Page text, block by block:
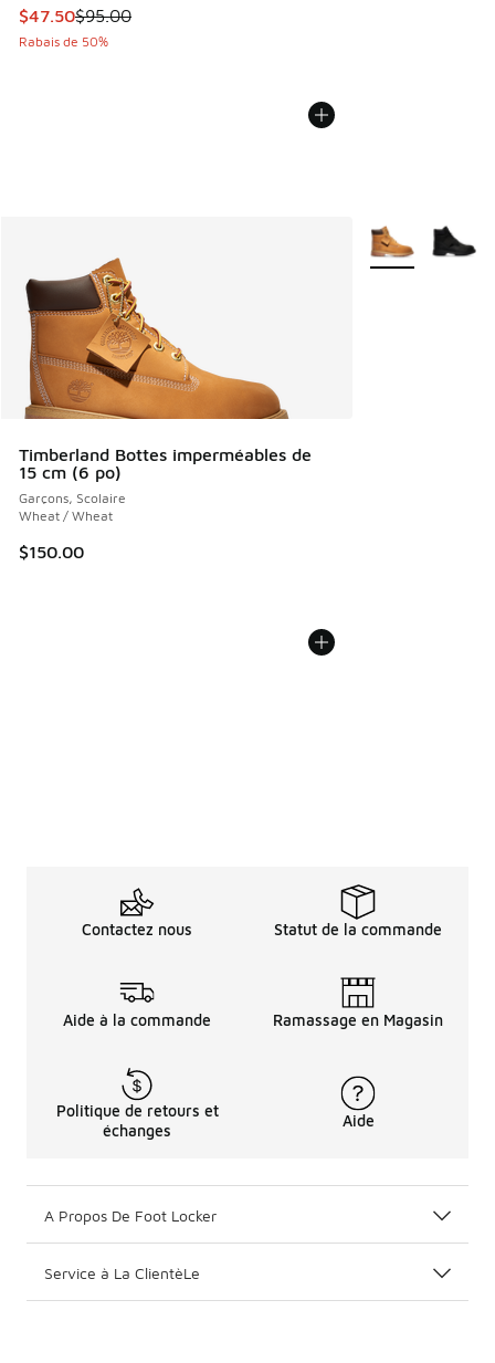
Cet article est en solde. Le prix est passé de $95.00 à
$47.50$95.00
Rabais de 50%
Timberland Bottes imperméables de
15 cm (6 po)
Garçons, Scolaire
Wheat / Wheat
$150.00
Plus de couleurs
Contactez nous Statut de la commande
Aide à la commande Ramassage en Magasin
Politique de retours et
échanges
Aide
A Propos De Foot Locker
Service à La ClientèLe